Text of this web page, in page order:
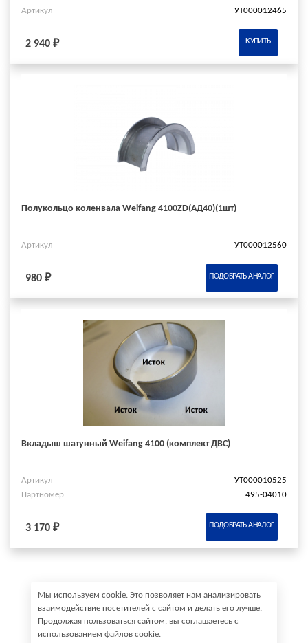
Артикул УТ000012465
2 940 ₽ КУПИТЬ
Полукольцо коленвала Weifang 4100ZD(АД40)(1шт)
Артикул УТ000012560
980 ₽ ПОДОБРАТЬ АНАЛОГ
Вкладыш шатунный Weifang 4100 (комплект ДВС)
Артикул
УТ000010525
Партномер
495-04010
3 170 ₽ ПОДОБРАТЬ АНАЛОГ
Мы используем cookie. Это позволяет нам анализировать
взаимодействие посетителей с сайтом и делать его лучше.
Продолжая пользоваться сайтом, вы соглашаетесь с
использованием файлов cookie.